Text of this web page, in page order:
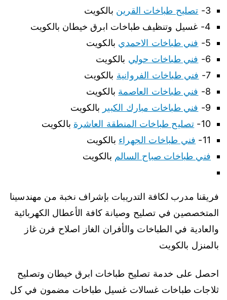
3-
تصليح طباخات القرين بالكويت
4- غسيل وتنظيف طباخات ابرق خيطان بالكويت
5-
فني طباخات الاحمدي بالكويت
6-
فني طباخات حولي بالكويت
7-
فني طباخات الفروانية بالكويت
8-
فني طباخات العاصمة بالكويت
9-
فني طباخات مبارك الكبير بالكويت
10-
تصليح طباخات المنطقة العاشرة بالكويت
11-
فني طباخات الجهراء بالكويت
فني طباخات صباح السالم بالكويت
فريقنا مدرب لكافة التدريبات بإشراف نخبة من مهندسينا
المتخصصين في تصليح وصيانة كافة الأعطال الكهربائية
والعادية في الطباخات والأفران الغاز اصلاح فرن غاز
بالمنزل بالكويت
احصل على خدمة تصليح طباخات ابرق خيطان وتصليح
ثلاجات طباخات غسالات غسيل طباخات مضمون في كل